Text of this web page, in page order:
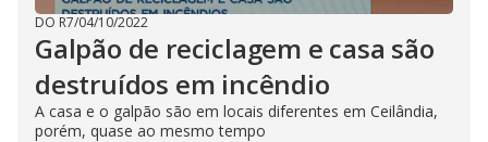
DO R7/04/10/2022
Galpão de reciclagem e casa são
destruídos em incêndio
A casa e o galpão são em locais diferentes em Ceilândia,
porém, quase ao mesmo tempo